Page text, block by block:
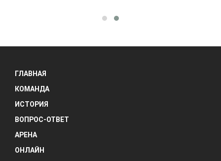
ГЛАВНАЯ
КОМАНДА
ИСТОРИЯ
ВОПРОС-ОТВЕТ
АРЕНА
ОНЛАЙН